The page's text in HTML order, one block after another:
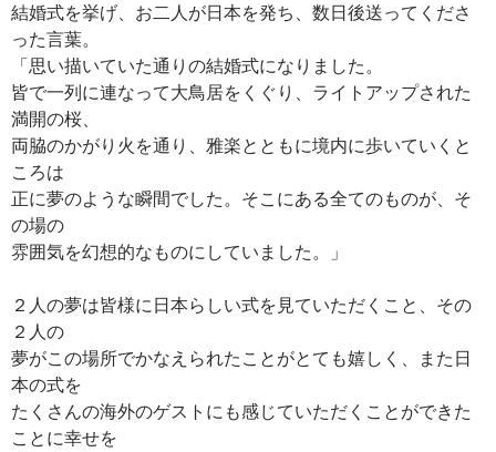
結婚式を挙げ、お二人が日本を発ち、数日後送ってくださ
った言葉。
「思い描いていた通りの結婚式になりました。
皆で一列に連なって大鳥居をくぐり、ライトアップされた
満開の桜、
両脇のかがり火を通り、雅楽とともに境内に歩いていくと
ころは
正に夢のような瞬間でした。そこにある全てのものが、そ
の場の
雰囲気を幻想的なものにしていました。」
２人の夢は皆様に日本らしい式を見ていただくこと、その
２人の
夢がこの場所でかなえられたことがとても嬉しく、また日
本の式を
たくさんの海外のゲストにも感じていただくことができた
ことに幸せを